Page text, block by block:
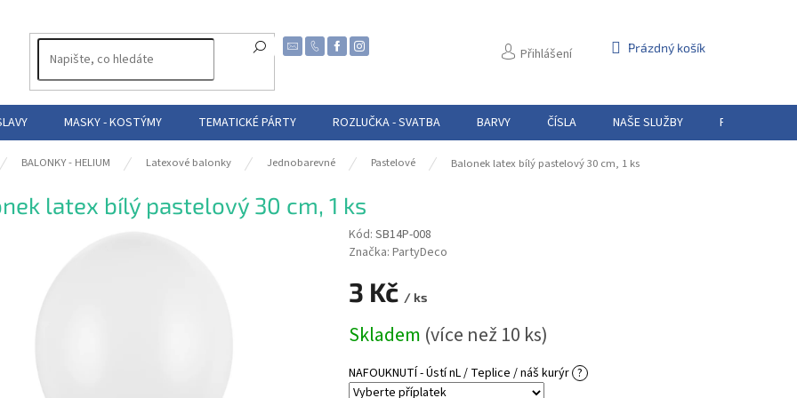
Přihlášení
NÁKUPNÍ
Prázdný košík
MASKY - KOSTÝMY TEMATICKÉ PÁRTY ROZLUČKA - SVATBA BARVY ČÍSLA NAŠE SLUŽBY PŮJČOVNA
BALONKY - HELIUM Latexové balonky Jednobarevné Pastelové Balonek latex bílý pastelový 30 cm, 1 ks
latex bílý pastelový 30 cm, 1 ks
Kód: SB14P-008
Značka: PartyDeco
3 Kč / ks
cena:
Skladem (více než 10 ks)
NAFOUKNUTÍ - Ústí nL / Teplice / náš kurýr ?